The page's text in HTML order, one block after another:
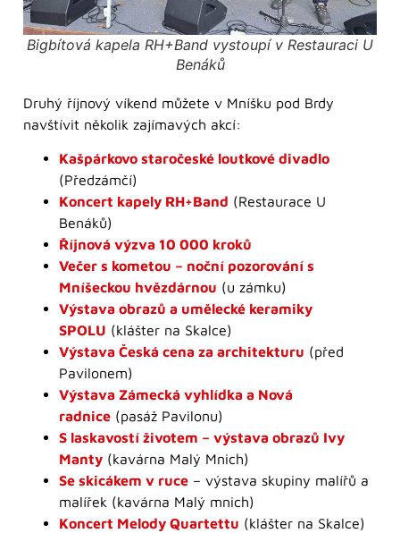
Bigbítová kapela RH+Band vystoupí v Restauraci U
Benáků
Druhý říjnový víkend můžete v Mníšku pod Brdy
navštívit několik zajímavých akcí:
Kašpárkovo staročeské loutkové divadlo
(Předzámčí)
Koncert kapely RH+Band (Restaurace U
Benáků)
Říjnová výzva 10 000 kroků
Večer s kometou – noční pozorování s
Mníšeckou hvězdárnou (u zámku)
Výstava obrazů a umělecké keramiky
SPOLU (klášter na Skalce)
Výstava Česká cena za architekturu (před
Pavilonem)
Výstava Zámecká vyhlídka a Nová
radnice (pasáž Pavilonu)
S laskavostí životem – výstava obrazů Ivy
Manty (kavárna Malý Mnich)
Se skicákem v ruce – výstava skupiny malířů a
malířek (kavárna Malý mnich)
Koncert Melody Quartettu (klášter na Skalce)